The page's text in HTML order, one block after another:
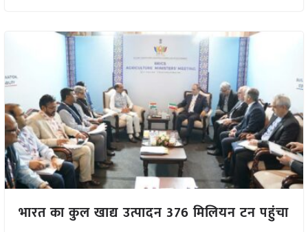
भारत का कुल खाद्य उत्पादन 376 मिलियन टन पहुंचा